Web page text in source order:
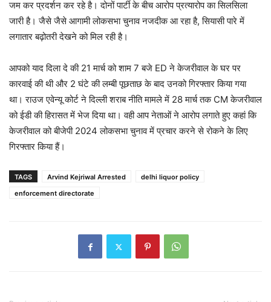
जम कर प्रदर्शन कर रहे है। दोनों पार्टी के बीच आरोप प्रत्यारोप का सिलसिला
जारी है। जैसे जैसे आगामी लोकसभा चुनाव नजदीक आ रहा है, सियासी पारे में
लगातार बढ़ोतरी देखने को मिल रही है।
आपको याद दिला दे की 21 मार्च को शाम 7 बजे ED ने केजरीवाल के घर पर
कारवाई की थी और 2 घंटे की लम्बी पूछताछ के बाद उनको गिरफ्तार किया गया
था। राउज एवेन्यू कोर्ट ने दिल्ली शराब नीति मामले में 28 मार्च तक CM केजरीवाल
को ईडी की हिरासत में भेज दिया था। वही आप नेताओं ने आरोप लगाते हुए कहां कि
केजरीवाल को बीजेपी 2024 लोकसभा चुनाव में प्रचार करने से रोकने के लिए
गिरफ्तार किया हैं।
TAGS Arvind Kejriwal Arrested
delhi liquor policy
enforcement directorate